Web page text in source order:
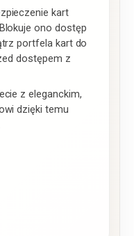
kart
ono dostęp
portfela kart do
dostępem z
z eleganckim,
dzięki temu